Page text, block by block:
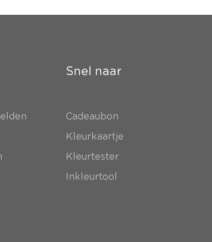
Snel naar
Cadeaubon
Kleurkaartje
Kleurtester
Inkleurtool